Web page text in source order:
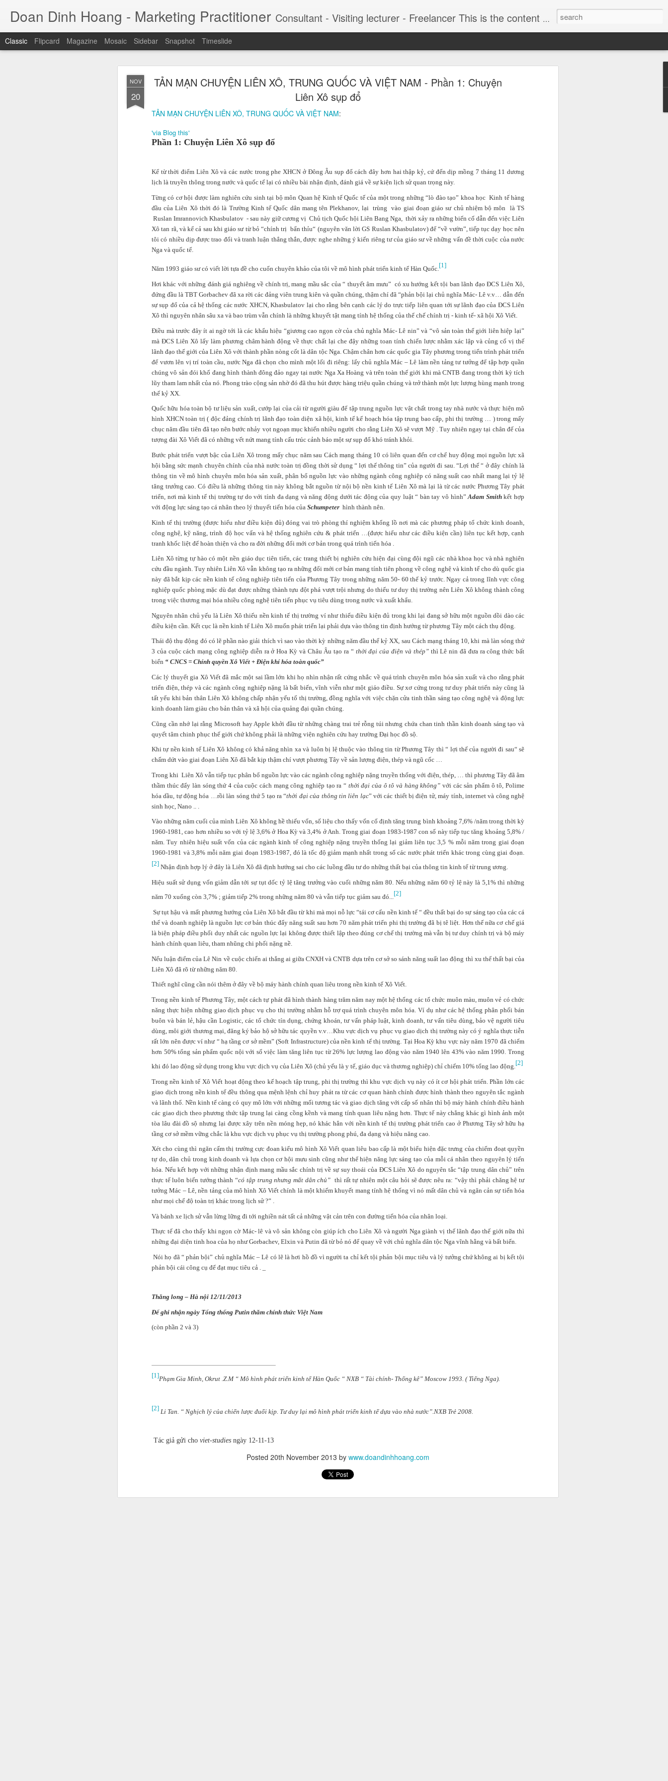
NOV
20
TẢN MẠN CHUYỆN LIÊN XÔ, TRUNG QUỐC VÀ VIỆT NAM - Phần 1: Chuyện
Liên Xô sụp đổ
TẢN MẠN CHUYỆN LIÊN XÔ, TRUNG QUỐC VÀ VIỆT NAM:
'via Blog this'
Phần 1: Chuyện Liên Xô sụp đổ
Kể từ thời điểm Liên Xô và các nước trong phe XHCN ở Đông Âu sụp đổ cách đây hơn hai thập kỷ, cứ đến dịp mồng 7 tháng 11 dương
lịch là truyền thông trong nước và quốc tế lại có nhiều bài nhận định, đánh giá về sự kiện lịch sử quan trọng này.
Từng có cơ hội được làm nghiên cứu sinh tại bộ môn Quan hệ Kinh tế Quốc tế của một trong những “lò đào tạo” khoa học Kinh tế hàng
đầu của Liên Xô thời đó là Trường Kinh tế Quốc dân mang tên Plekhanov, lại trùng vào giai đoạn giáo sư chủ nhiệm bộ môn là TS
Ruslan Imrannovich Khasbulatov - sau này giữ cương vị Chủ tịch Quốc hội Liên Bang Nga, thời xảy ra những biến cố dẫn đến việc Liên
Xô tan rã, và kể cả sau khi giáo sư từ bỏ “chính trị bẩn thỉu“ (nguyên văn lời GS Ruslan Khasbulatov) để “về vườn”, tiếp tục dạy học nên
tôi có nhiều dịp được trao đổi và tranh luận thẳng thắn, được nghe những ý kiến riêng tư của giáo sư về những vấn đề thời cuộc của nước
Nga và quốc tế.
Năm 1993 giáo sư có viết lời tựa đề cho cuốn chuyên khảo của tôi về mô hình phát triển kinh tế Hàn Quốc.[1]
Hơi khác với những đánh giá nghiêng về chính trị, mang mầu sắc của “ thuyết âm mưu” có xu hướng kết tội ban lãnh đạo ĐCS Liên Xô,
đứng đầu là TBT Gorbachev đã xa rời các đảng viên trung kiên và quần chúng, thậm chí đã “phản bội lại chủ nghĩa Mác- Lê v.v… dẫn đến
sự sụp đổ của cả hệ thống các nước XHCN, Khasbulatov lại cho rằng bên cạnh các lý do trực tiếp liên quan tới sự lãnh đạo của ĐCS Liên
Xô thì nguyên nhân sâu xa và bao trùm vẫn chính là những khuyết tật mang tính hệ thống của thể chế chính trị - kinh tế- xã hội Xô Viết.
Điều mà trước đây ít ai ngờ tới là các khẩu hiệu “giương cao ngọn cờ của chủ nghĩa Mác- Lê nin” và “vô sản toàn thế giới liên hiệp lại”
mà ĐCS Liên Xô lấy làm phương châm hành động về thực chất lại che đậy những toan tính chiến lược nhằm xác lập và củng cố vị thế
lãnh đạo thế giới của Liên Xô với thành phần nòng cốt là dân tộc Nga. Chậm chân hơn các quốc gia Tây phương trong tiến trình phát triển
để vươn lên vị trí toàn cầu, nước Nga đã chọn cho mình một lối đi riêng: lấy chủ nghĩa Mác – Lê làm nền tảng tư tưởng để tập hợp quần
chúng vô sản đói khổ đang hình thành đông đảo ngay tại nước Nga Xa Hoàng và trên toàn thế giới khi mà CNTB đang trong thời kỳ tích
lũy tham lam nhất của nó. Phong trào cộng sản nhờ đó đã thu hút được hàng triệu quần chúng và trở thành một lực lượng hùng mạnh trong
thế kỷ XX.
Quốc hữu hóa toàn bộ tư liệu sản xuất, cướp lại của cải từ người giàu để tập trung nguồn lực vật chất trong tay nhà nước và thực hiện mô
hình XHCN toàn trị ( độc đảng chính trị lãnh đạo toàn diện xã hội, kinh tế kế hoạch hóa tập trung bao cấp, phi thị trường … ) trong mấy
chục năm đầu tiên đã tạo nên bước nhảy vọt ngoạn mục khiến nhiều người cho rằng Liên Xô sẽ vượt Mỹ . Tuy nhiên ngay tại chân đế của
tượng đài Xô Viết đã có những vết nứt mang tính cấu trúc cảnh báo một sự sụp đổ khó tránh khỏi.
Bước phát triển vượt bậc của Liên Xô trong mấy chục năm sau Cách mạng tháng 10 có liên quan đến cơ chế huy động mọi nguồn lực xã
hội bằng sức mạnh chuyên chính của nhà nước toàn trị đồng thời sử dụng “ lợi thế thông tin” của người đi sau. “Lợi thế “ ở đây chính là
thông tin về mô hình chuyên môn hóa sản xuất, phân bổ nguồn lực vào những ngành công nghiệp có năng suất cao nhất mang lại tỷ lệ
tăng trưởng cao. Có điều là những thông tin này không bắt nguồn từ nội bộ nền kinh tế Liên Xô mà lại là từ các nước Phương Tây phát
triển, nơi mà kinh tế thị trường tự do với tính đa dạng và năng động dưới tác động của quy luật “ bàn tay vô hình”Adam Smithkết hợp
với động lực sáng tạo cá nhân theo lý thuyết tiến hóa của Schumpeter hình thành nên.
Kinh tế thị trường (được hiểu như điều kiện đủ) đóng vai trò phòng thí nghiệm khổng lồ nơi mà các phương pháp tổ chức kinh doanh,
công nghệ, kỹ năng, trình độ học vấn và hệ thống nghiên cứu & phát triển …(được hiểu như các điều kiện cần) liên tục kết hợp, cạnh
tranh khốc liệt để hoàn thiện và cho ra đời những đổi mới cơ bản trong quá trình tiến hóa .
Liên Xô từng tự hào có một nền giáo dục tiên tiến, các trang thiết bị nghiên cứu hiện đại cùng đội ngũ các nhà khoa học và nhà nghiên
cứu đầu ngành. Tuy nhiên Liên Xô vẫn không tạo ra những đổi mới cơ bản mang tính tiên phong về công nghệ và kinh tế cho dù quốc gia
này đã bắt kịp các nền kinh tế công nghiệp tiên tiến của Phương Tây trong những năm 50- 60 thế kỷ trước. Ngay cả trong lĩnh vực công
nghiệp quốc phòng mặc dù đạt được những thành tựu đột phá vượt trội nhưng do thiếu tư duy thị trường nên Liên Xô không thành công
trong việc thương mại hóa nhiều công nghệ tiên tiến phục vụ tiêu dùng trong nước và xuất khẩu.
Nguyên nhân chủ yếu là Liên Xô thiếu nền kinh tế thị trường ví như thiếu điều kiện đủ trong khi lại đang sở hữu một nguồn dồi dào các
điều kiện cần. Kết cục là nền kinh tế Liên Xô muốn phát triển lại phải dựa vào thông tin định hướng từ phương Tây một cách thụ động.
Thái độ thụ động đó có lẽ phần nào giải thích vì sao vào thời kỳ những năm đầu thế kỷ XX, sau Cách mạng tháng 10, khi mà làn sóng thứ
3 của cuộc cách mạng công nghiệp diễn ra ở Hoa Kỳ và Châu Âu tạo ra “ thời đại của điện và thép”thì Lê nin đã đưa ra công thức bất
biến “ CNCS = Chính quyền Xô Viết + Điện khí hóa toàn quốc”
Các lý thuyết gia Xô Viết đã mắc một sai lầm lớn khi họ nhìn nhận rất cứng nhắc về quá trình chuyên môn hóa sản xuất và cho rằng phát
triển điện, thép và các ngành công nghiệp nặng là bất biến, vĩnh viễn như một giáo điều. Sự xơ cứng trong tư duy phát triển này cũng là
tất yếu khi bản thân Liên Xô không chấp nhận yếu tố thị trường, đồng nghĩa với việc chặn cửa tinh thần sáng tạo công nghệ và động lực
kinh doanh làm giàu cho bản thân và xã hội của quảng đại quần chúng.
Cũng cần nhớ lại rằng Microsoft hay Apple khởi đầu từ những chàng trai trẻ rỗng túi nhưng chứa chan tinh thần kinh doanh sáng tạo và
quyết tâm chinh phục thế giới chứ không phải là những viện nghiên cứu hay trường Đại học đồ sộ.
Khi tự nền kinh tế Liên Xô không có khả năng nhìn xa và luôn bị lệ thuộc vào thông tin từ Phương Tây thì “ lợi thế của người đi sau“ sẽ
chấm dứt vào giai đoạn Liên Xô đã bắt kịp thậm chí vượt phương Tây về sản lượng điện, thép và ngũ cốc …
Trong khi Liên Xô vẫn tiếp tục phân bổ nguồn lực vào các ngành công nghiệp nặng truyền thống với điện, thép, … thì phương Tây đã âm
thầm thúc đẩy làn sóng thứ 4 của cuộc cách mạng công nghiệp tạo ra “ thời đại của ô tô và hàng không”với các sản phẩm ô tô, Polime
hóa dầu, tự động hóa …rồi làn sóng thứ 5 tạo ra “thời đại của thông tin liên lạc” với các thiết bị điện tử, máy tính, internet và công nghệ
sinh học, Nano .. .
Vào những năm cuối của mình Liên Xô không hề thiếu vốn, số liệu cho thấy vốn cố định tăng trung bình khoảng 7,6% /năm trong thời kỳ
1960-1981, cao hơn nhiều so với tỷ lệ 3,6% ở Hoa Kỳ và 3,4% ở Anh. Trong giai đoạn 1983-1987 con số này tiếp tục tăng khoảng 5,8% /
năm. Tuy nhiên hiệu suất vốn của các ngành kinh tế công nghiệp nặng truyền thống lại giảm liên tục 3,5 % mỗi năm trong giai đoạn
1960-1981 và 3,8% mỗi năm giai đoạn 1983-1987, đó là tốc độ giảm mạnh nhất trong số các nước phát triển khác trong cùng giai đoạn.
[2] Nhận định hợp lý ở đây là Liên Xô đã định hướng sai cho các luồng đầu tư do những thất bại của thông tin kinh tế từ trung ương.
Hiệu suất sử dụng vốn giảm dẫn tới sự tụt dốc tỷ lệ tăng trưởng vào cuối những năm 80. Nếu những năm 60 tỷ lệ này là 5,1% thì những
năm 70 xuống còn 3,7% ; giảm tiếp 2% trong những năm 80 và vẫn tiếp tục giảm sau đó...[2]
Sự tụt hậu và mất phương hướng của Liên Xô bắt đầu từ khi mà mọi nỗ lực “tái cơ cấu nền kinh tế “ đều thất bại do sự sáng tạo của các cá
thể và doanh nghiệp là nguồn lực cơ bản thúc đẩy năng suất sau hơn 70 năm phát triển phi thị trường đã bị tê liệt. Hơn thế nữa cơ chế giá
là biện pháp điều phối duy nhất các nguồn lực lại không được thiết lập theo đúng cơ chế thị trường mà vẫn bị tư duy chính trị và bộ máy
hành chính quan liêu, tham nhũng chi phối nặng nề.
Nếu luận điểm của Lê Nin về cuộc chiến ai thắng ai giữa CNXH và CNTB dựa trên cơ sở so sánh năng suất lao động thì xu thế thất bại của
Liên Xô đã rõ từ những năm 80.
Thiết nghĩ cũng cần nói thêm ở đây về bộ máy hành chính quan liêu trong nền kinh tế Xô Viết.
Trong nền kinh tế Phương Tây, một cách tự phát đã hình thành hàng trăm năm nay một hệ thống các tổ chức muôn màu, muôn vẻ có chức
năng thực hiện những giao dịch phục vụ cho thị trường nhằm hỗ trợ quá trình chuyên môn hóa. Ví dụ như các hệ thống phân phối bán
buôn và bán lẻ, hậu cần Logistic, các tổ chức tín dụng, chứng khoán, tư vấn pháp luật, kinh doanh, tư vấn tiêu dùng, bảo vệ người tiêu
dùng, môi giới thương mại, đăng ký bảo hộ sở hữu tác quyền v.v…Khu vực dịch vụ phục vụ giao dịch thị trường này có ý nghĩa thực tiễn
rất lớn nên được ví như “ hạ tầng cơ sở mềm” (Soft Infrastructure) của nền kinh tế thị trường. Tại Hoa Kỳ khu vực này năm 1970 đã chiếm
hơn 50% tổng sản phẩm quốc nội với số việc làm tăng liên tục từ 26% lực lượng lao động vào năm 1940 lên 43% vào năm 1990. Trong
khi đó lao động sử dụng trong khu vực dịch vụ của Liên Xô (chủ yếu là y tế, giáo dục và thương nghiệp) chỉ chiếm 10% tổng lao động. [2]
Trong nền kinh tế Xô Viết hoạt động theo kế hoạch tập trung, phi thị trường thì khu vực dịch vụ này có ít cơ hội phát triển. Phần lớn các
giao dịch trong nền kinh tế đều thông qua mệnh lệnh chỉ huy phát ra từ các cơ quan hành chính được hình thành theo nguyên tắc ngành
và lãnh thổ. Nền kinh tế càng có quy mô lớn với những mối tương tác và giao dịch tăng với cấp số nhân thì bộ máy hành chính điều hành
các giao dịch theo phương thức tập trung lại càng cồng kềnh và mang tính quan liêu nặng hơn. Thực tế này chẳng khác gì hình ảnh một
tòa lâu đài đồ sộ nhưng lại được xây trên nền móng hẹp, nó khác hẳn với nền kinh tế thị trường phát triển cao ở Phương Tây sở hữu hạ
tầng cơ sở mềm vững chắc là khu vực dịch vụ phục vụ thị trường phong phú, đa dạng và hiệu năng cao.
Xét cho cùng thì ngăn cấm thị trường cực đoan kiểu mô hình Xô Viết quan liêu bao cấp là một biểu hiện đặc trưng của chiếm đoạt quyền
tự do, dân chủ trong kinh doanh và lựa chọn cơ hội mưu sinh cũng như thể hiện năng lực sáng tạo của mỗi cá nhân theo nguyên lý tiến
hóa. Nếu kết hợp với những nhận định mang mầu sắc chính trị về sự suy thoái của ĐCS Liên Xô do nguyên tắc “tập trung dân chủ” trên
thực tế luôn biến tướng thành “có tập trung nhưng mất dân chủ” thì rất tự nhiên một câu hỏi sẽ được nêu ra: “vậy thì phải chăng hệ tư
tưởng Mác – Lê, nền tảng của mô hình Xô Viết chính là một khiếm khuyết mang tính hệ thống vì nó mất dân chủ và ngăn cản sự tiến hóa
như mọi chế độ toàn trị khác trong lịch sử ?” .
Và bánh xe lịch sử vẫn lừng lững đi tới nghiền nát tất cả những vật cản trên con đường tiến hóa của nhân loại.
Thực tế đã cho thấy khi ngọn cờ Mác- lê và vô sản không còn giúp ích cho Liên Xô và người Nga giành vị thế lãnh đạo thế giới nữa thì
những đại diện tinh hoa của họ như Gorbachev, Elxin và Putin đã từ bỏ nó để quay về với chủ nghĩa dân tộc Nga vĩnh hằng và bất biến.
Nói họ đã “ phản bội” chủ nghĩa Mác – Lê có lẽ là hơi hồ đồ vì người ta chỉ kết tội phản bội mục tiêu và lý tưởng chứ không ai bị kết tội
phản bội cái công cụ để đạt mục tiêu cả . _
Thăng long – Hà nội 12/11/2013
Để ghi nhận ngày Tổng thống Putin thăm chính thức Việt Nam
(còn phần 2 và 3)
[1]Phạm Gia Minh, Okrut .Z.M “ Mô hình phát triển kinh tế Hàn Quốc “ NXB “ Tài chính- Thống kê” Moscow 1993. ( Tiếng Nga).
[2] Li Tan. “ Nghịch lý của chiến lược đuổi kịp. Tư duy lại mô hình phát triển kinh tế dựa vào nhà nước”.NXB Trẻ 2008.
Tác giả gửi cho viet-studies ngày 12-11-13
Posted 20th November 2013 by www.doandinhhoang.com
Doan Dinh Hoang - Marketing Practitioner Consultant - Visiting lecturer - Freelancer This is the content composed, collected and filtered to provide a critical view to CEO and managers. My DDH Talk weekly series contribute actively and critical thoughts in economics to assist CEO enhancing the leadership and managing skills.
Classic Flipcard Magazine Mosaic Sidebar Snapshot Timeslide
Cuộc sống sang chảnh của hot boy lừa 57 tỷ đồng (Marketing xây dựng hình
ảnh sang chảnh luôn gắn với hàng hiệu, du thuyền, du lịch)
Jason Nguyễn (tên thật là Nguyễn Khánh Nguyên) vừa bị Công an TP HCM bắt tạm giam để điều tra vụ lừa đảo 57 tỷ
đồng. Trước khi bị bắt, Jason Nguyễn được mệnh danh là 'CEO triệu USD' khi xây dựng cho mình hình ảnh doanh
nhân trẻ thành công, nhà sáng lập kiêm CEO của nhiều startup triệu USD, trong đó có công ty TNHH MTV Boowoo,
trụ sở tại quận 1, TP HCM.
Jason Nguyễn sinh năm 1988, từng du học tại Singapore, là hot boy có tiếng trên mạng xã hội và quản lý cho một số
nghệ sĩ. Trên mạng xã hội, Jason thường đăng những bài viết về kinh nghiệm làm giàu, kinh doanh và xây dựng sự
nghiệp. Hồi đầu năm nay, Jason Nguyễn còn 'gây bão' mạng xã hội với bài viết "Một triệu đô có thật sự khó kiếm?".
Jason viết: "Làm ra một triệu đô không khó, nhưng sẽ rất vất vả nếu ngay từ vạch xuất phát bạn chỉ chăm
chăm nhắm đến nó. Hãy bắt đầu từ những thứ, những cột mốc nhỏ nhất. Mình từng làm những công việc
bình thường chỉ để có 10 USD, 100 USD, sau đó thử sức với những dự án 1.000 USD, 10.000 USD. Cho
đến khi có được sự tin tưởng và kinh nghiệm cũng như sự dạn dĩ, mình mới thật sự tự tin làm những
project 100.000 USD, 500.000 USD và 1-2 triệu USD... Một triệu đô 10 năm trước với chính mình còn là
Bên cạnh việc chia sẻ cách kiếm triệu USD, Jason cũng nhắc đến 'cái giá của tiền tài' là phải làm việc lao
lực, đánh đổi sức khỏe, bạn bè, thậm chí tình yêu. Jason nói bản thân thường làm việc 18 tiếng mỗi ngày,
đa số chuyến đi nước ngoài là công tác chứ không phải du lịch tận hưởng như nhiều người nghĩ.
có thể nói trước được 5, 10 năm sau'. Trên trang cá nhân, Jason liên tục khuyến khích các bạn trẻ hãy